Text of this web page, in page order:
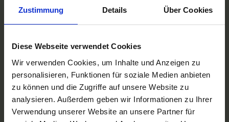
Zustimmung Details Über Cookies
Diese Webseite verwendet Cookies
Wir verwenden Cookies, um Inhalte und Anzeigen zu
personalisieren, Funktionen für soziale Medien anbieten
zu können und die Zugriffe auf unsere Website zu
analysieren. Außerdem geben wir Informationen zu Ihrer
Verwendung unserer Website an unsere Partner für
1AVista Flussreisen
Flussreisen Deutschland
Flussreise Osteuropa
Asien Flusskreuzfahrten
Flusskreuzfahrten Amazonas
Nilkreuzfahrt
TOP Flussschiffe